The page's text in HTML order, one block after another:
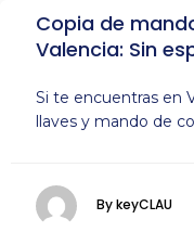
Copia de
Valencia: Sin
Si te encuentras en
llaves y mando de
By keyCLAU